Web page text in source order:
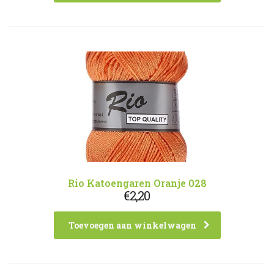
Rio Katoengaren Oranje 028
€2,20
Toevoegen aan winkelwagen